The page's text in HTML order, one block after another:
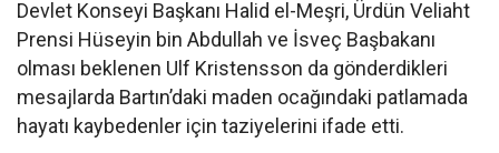
Devlet Konseyi Başkanı Halid el-Meşri, Ürdün Veliaht
Prensi Hüseyin bin Abdullah ve İsveç Başbakanı
olması beklenen Ulf Kristensson da gönderdikleri
mesajlarda Bartın’daki maden ocağındaki patlamada
hayatı kaybedenler için taziyelerini ifade etti.